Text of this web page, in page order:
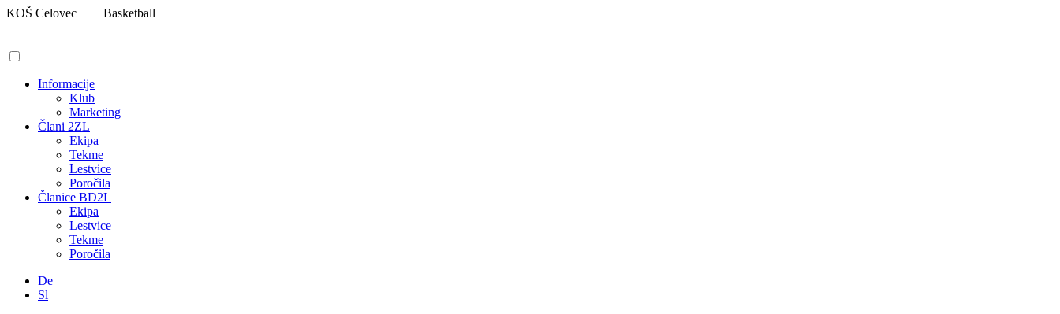
Pojdi
KOŠ Celovec Basketball
Informacije
Klub
Marketing
Člani 2ZL
Ekipa
Tekme
Lestvice
Poročila
Članice BD2L
Ekipa
Lestvice
Tekme
Poročila
De
Sl